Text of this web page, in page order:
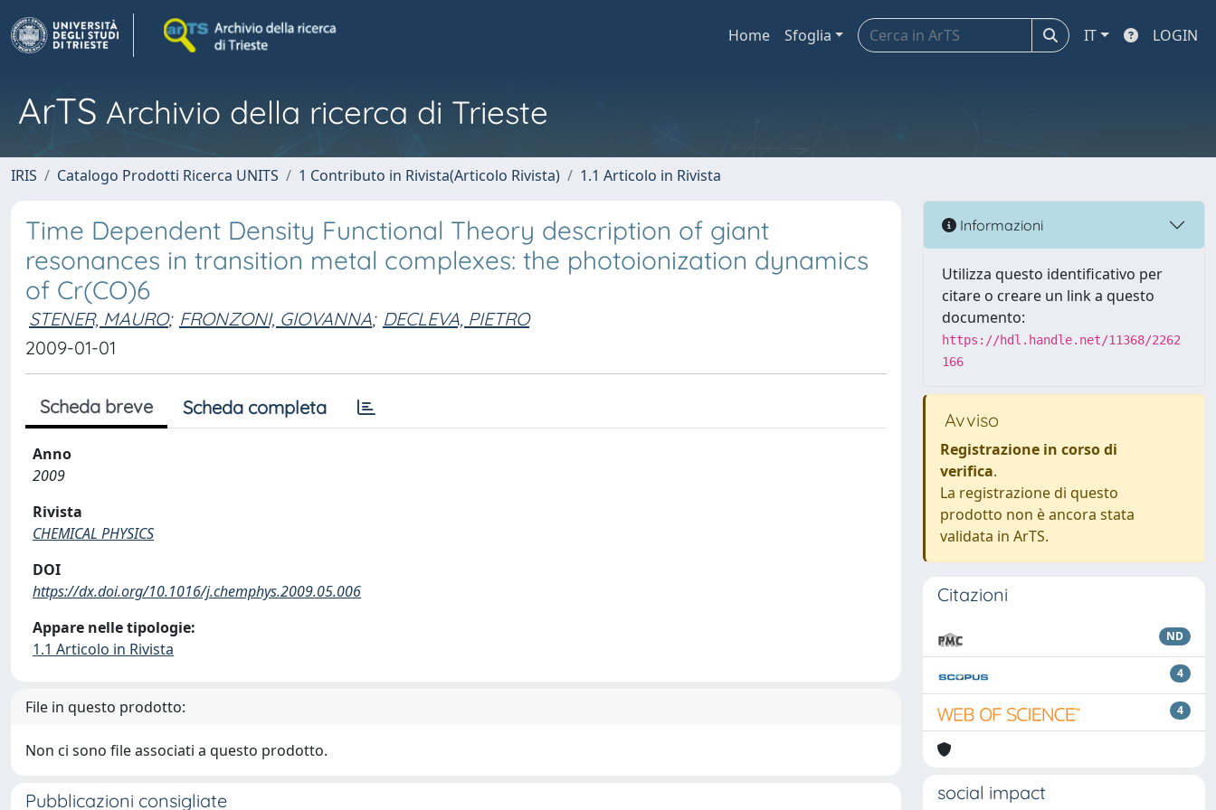
Home Sfoglia IT LOGIN
ArTS Archivio della ricerca di Trieste
IRIS Catalogo Prodotti Ricerca UNITS 1 Contributo in Rivista(Articolo Rivista) 1.1 Articolo in Rivista
Time Dependent Density Functional Theory description of giant
resonances in transition metal complexes: the photoionization dynamics
of Cr(CO)6
STENER, MAURO; FRONZONI, GIOVANNA; DECLEVA, PIETRO
2009-01-01
Scheda breve Scheda completa
Anno
2009
Rivista
CHEMICAL PHYSICS
DOI
https://dx.doi.org/10.1016/j.chemphys.2009.05.006
Appare nelle tipologie:
1.1 Articolo in Rivista
File in questo prodotto:
Non ci sono file associati a questo prodotto.
Pubblicazioni consigliate
Informazioni
Utilizza questo identificativo per
citare o creare un link a questo
documento:
https://hdl.handle.net/11368/2262
166
Avviso
Registrazione in corso di
verifica.
La registrazione di questo
prodotto non è ancora stata
validata in ArTS.
Citazioni
ND
4
4
social impact